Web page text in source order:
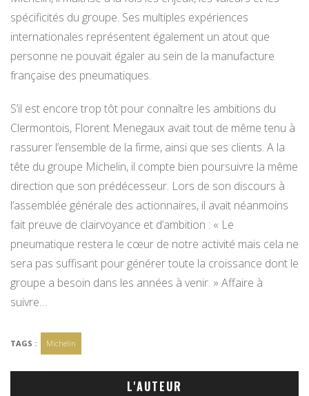
spécificités du groupe. Ses multiples expériences
internationales représentent également un atout que
personne ne pouvait égaler au sein de la manufacture
française des pneumatiques.
S’il est encore trop tôt pour connaître les ambitions du
Clermontois, Florent Menegaux avait tout de même tenu à
rassurer l’ensemble de la firme, ainsi que ses clients. A la
tête du groupe Michelin, il compte bien poursuivre la même
direction que son prédécesseur. Lors de son discours à
l’assemblée générale des actionnaires, il avait néanmoins
fait preuve de clairvoyance et d’ambition : « Le
pneumatique restera le cœur de notre activité mais cela ne
sera pas suffisant pour générer toute la croissance dont le
groupe a besoin dans les années à venir. » Affaire à
suivre…
TAGS : Michelin
L'AUTEUR